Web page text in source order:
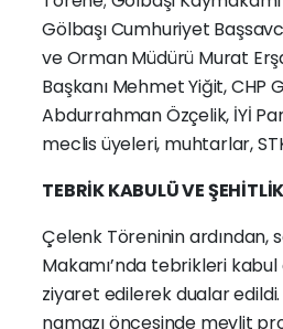
Gölbaşı Cumhuriyet
ve Orman Müdürü Murat
Başkanı Mehmet Yiğit, CHP
Abdurrahman Özçelik, İYİ
meclis üyeleri, muhtarlar,
TEBRİK KABULÜ VE
Çelenk Töreninin ardından,
Makamı’nda tebrikleri kabul
ziyaret edilerek dualar
namazı öncesinde mevlit